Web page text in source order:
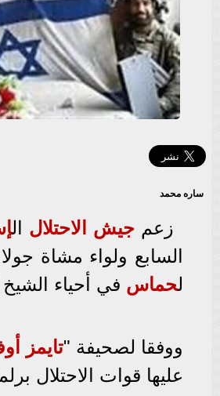
ساره محمد
زعم جيش الاحتلال ال
السابع ولواء مشاة
لحماس في أحياء
ووفقا لصحيفة "تايمز
عليها قوات الاحتلال